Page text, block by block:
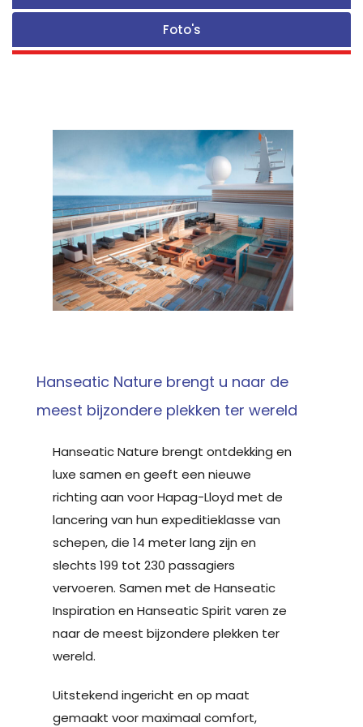
Foto's
Hanseatic Nature brengt u naar de
meest bijzondere plekken ter wereld
Hanseatic Nature brengt ontdekking en
luxe samen en geeft een nieuwe
richting aan voor Hapag-Lloyd met de
lancering van hun expeditieklasse van
schepen, die 14 meter lang zijn en
slechts 199 tot 230 passagiers
vervoeren. Samen met de Hanseatic
Inspiration en Hanseatic Spirit varen ze
naar de meest bijzondere plekken ter
wereld.
Uitstekend ingericht en op maat
gemaakt voor maximaal comfort,